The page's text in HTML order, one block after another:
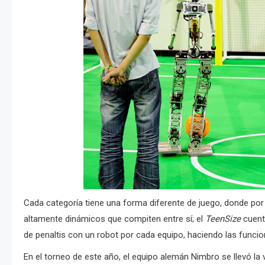
Cada categoría tiene una forma diferente de juego, donde
altamente dinámicos que compiten entre sí; el TeenSize
de penaltis con un robot por cada equipo, haciendo las
En el torneo de este año, el equipo alemán Nimbro se llevó